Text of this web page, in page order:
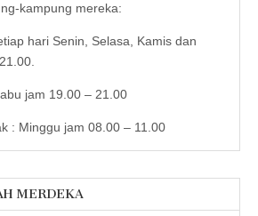
kampung mereka:
hari Senin, Selasa, Kamis dan
jam 19.00 – 21.00
: Minggu jam 08.00 – 11.00
MERDEKA